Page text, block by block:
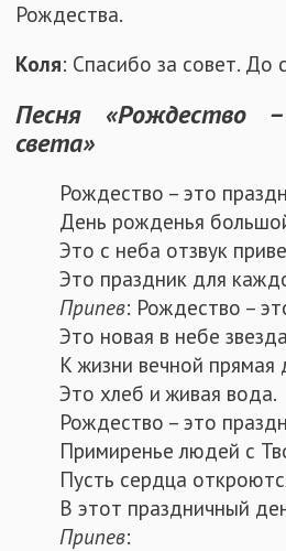
Рождества.
Коля: Спасибо за совет. До
Песня «Рождество
света»
Рождество – это
День рожденья
Это с неба отзвук
Это праздник для
Припев: Рождество –
Это новая в небе
К жизни вечной прямая
Это хлеб и живая вода.
Рождество – это
Примиренье людей с
Пусть сердца
В этот праздничный
Припев: